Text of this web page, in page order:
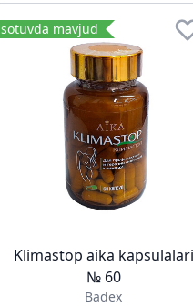
sotuvda mavjud
Klimastop aika kapsulalari
№ 60
Badex